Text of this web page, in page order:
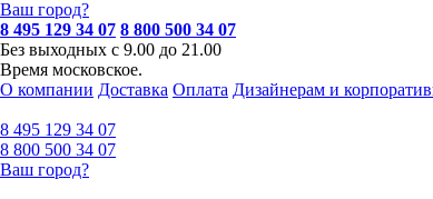
Ваш город?
8 495 129 34 07 8 800 500 34 07
Без выходных с 9.00 до 21.00
Время московское.
О компании Доставка Оплата Дизайнерам и
8 495 129 34 07
8 800 500 34 07
Ваш город?